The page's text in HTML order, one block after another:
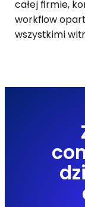
całej firmie,
workflow
wszystkimi